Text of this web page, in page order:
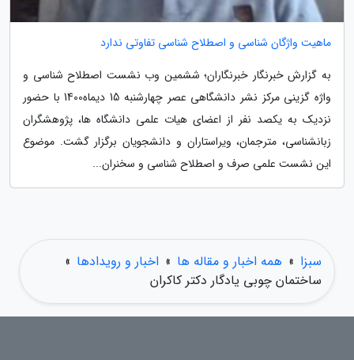
ماهیت واژگان شناسی و اصطلاح شناسی تفاوتی ندارد
به گزارش خبرنگار خبرنگاران؛ ششمین وب نشست اصطلاح شناسی و
واژه گزینی مرکز نشر دانشگاهی عصر چهارشنبه 15 دیماه1400 با حضور
نزدیک به یکصد نفر از اعضای هیات علمی دانشگاه ها، پژوهشگران
زبانشناسی، مترجمان، ویراستاران و دانشجویان برگزار گشت. موضوع
این نشست علمی صرف و اصطلاح شناسی و سخنران...
سبزا » همه اخبار و مقاله ها » اخبار و رویدادها »
ساختمان چوبی یادگار دکتر کاکران